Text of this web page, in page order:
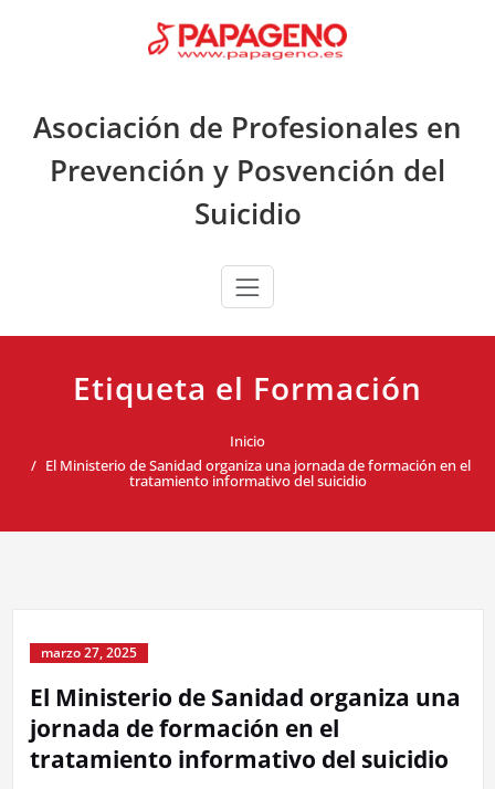
Asociación de Profesionales en
Prevención y Posvención del
Suicidio
Etiqueta el Formación
Inicio
El Ministerio de Sanidad organiza una jornada de formación en el
tratamiento informativo del suicidio
marzo 27, 2025
El Ministerio de Sanidad organiza una
jornada de formación en el
tratamiento informativo del suicidio